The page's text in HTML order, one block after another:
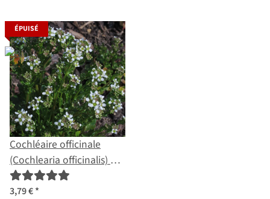
ÉPUISÉ
Cochléaire officinale
(Cochlearia officinalis) bio
semences
3,79 €*